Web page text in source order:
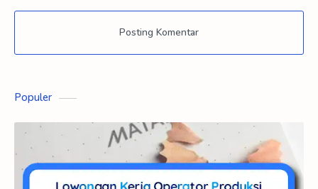
Posting Komentar
Populer